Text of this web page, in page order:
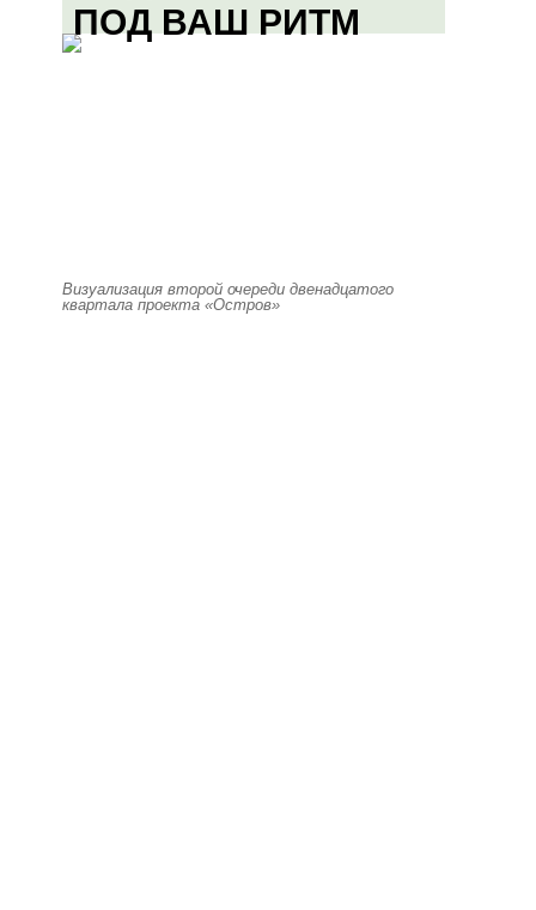
ПОД ВАШ РИТМ
Визуализация второй очереди двенадцатого
квартала проекта «Остров»